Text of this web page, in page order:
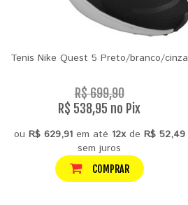
Tenis Nike Quest 5 Preto/branco/cinza
R$ 699,90
R$ 538,95 no Pix
ou R$ 629,91em até 12xde R$ 52,49
sem juros
COMPRAR